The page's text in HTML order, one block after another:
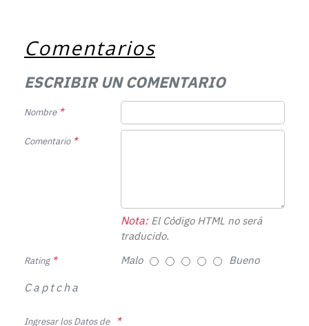
Comentarios
ESCRIBIR UN COMENTARIO
Nombre
Comentario
Nota:El Código HTML no será
traducido.
Rating Malo Bueno
Captcha
Ingresar los Datos de